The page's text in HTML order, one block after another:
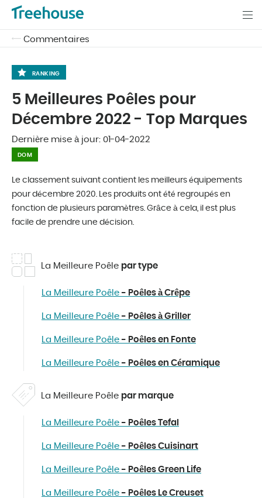
Commentaires
RANKING
Dernière mise à jour: 01-04-2022
DOM
5 Meilleures Poêles pour
Décembre 2022 - Top Marques
Le classement suivant contient les meilleurs équipements
pour décembre 2020. Les produits ont été regroupés en
fonction de plusieurs paramètres. Grâce à cela, il est plus
facile de prendre une décision.
La Meilleure Poêle par type
La Meilleure Poêle - Poêles à Crêpe
La Meilleure Poêle - Poêles à Griller
La Meilleure Poêle - Poêles en Fonte
La Meilleure Poêle - Poêles en Céramique
La Meilleure Poêle par marque
La Meilleure Poêle - Poêles Tefal
La Meilleure Poêle - Poêles Cuisinart
La Meilleure Poêle - Poêles Green Life
La Meilleure Poêle - Poêles Le Creuset